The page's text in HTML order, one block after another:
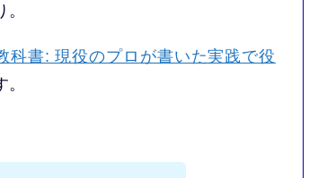
科書: 現役のプロが書いた実践で役